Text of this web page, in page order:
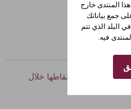
التي تم التقاطها خلال
المنتدى خارج
جمع بياناتك
البلد الذي تتم
فيه.